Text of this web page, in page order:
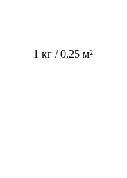
1 кг / 0,25 м²